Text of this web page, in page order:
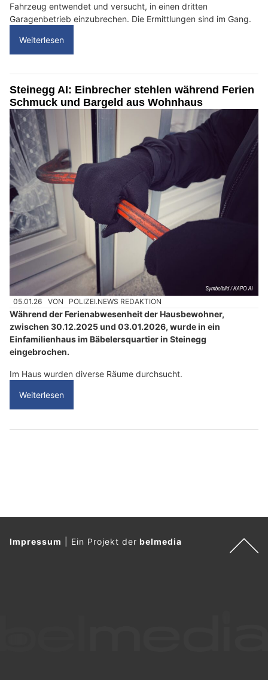
Fahrzeug entwendet und versucht, in einen dritten
Garagenbetrieb einzubrechen. Die Ermittlungen sind im Gang.
Weiterlesen
Steinegg AI: Einbrecher stehlen während Ferien
Schmuck und Bargeld aus Wohnhaus
05.01.26 VON POLIZEI.NEWS REDAKTION
Während der Ferienabwesenheit der Hausbewohner,
zwischen 30.12.2025 und 03.01.2026, wurde in ein
Einfamilienhaus im Bäbelersquartier in Steinegg
eingebrochen.
Im Haus wurden diverse Räume durchsucht.
Weiterlesen
Impressum Ein Projekt derbelmedia